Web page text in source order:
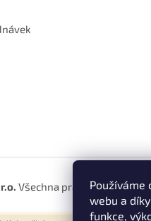
Používáme
webu a
funkce,
Všechna práva vyhrazena.